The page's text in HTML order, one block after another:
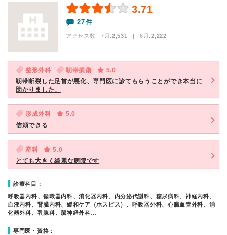
3.71
27件
アクセス数 7月:2,531 | 6月:2,222
整形外科 靭帯損傷
5.0
靱帯断裂した足首が悪化、専門医に診てもらうことができ本当に
助かりました。
形成外科
5.0
信頼できる
産科
5.0
とても大きく綺麗な病院です
診療科目：
呼吸器内科、循環器内科、消化器内科、内分泌代謝科、糖尿病科、神経内科、
血液内科、腎臓内科、緩和ケア（ホスピス）、呼吸器外科、心臓血管外科、消
化器外科、乳腺科、脳神経外科…
専門医・資格：